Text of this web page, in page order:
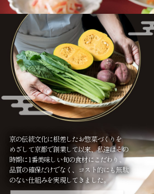
京の伝統文化に根差したお惣菜づくりを
めざして京都で創業して以来、私達はその
時期に1番美味しい旬の食材にこだわり、
品質の確保だけでなく、コスト的にも無駄
のない仕組みを実現してきました。